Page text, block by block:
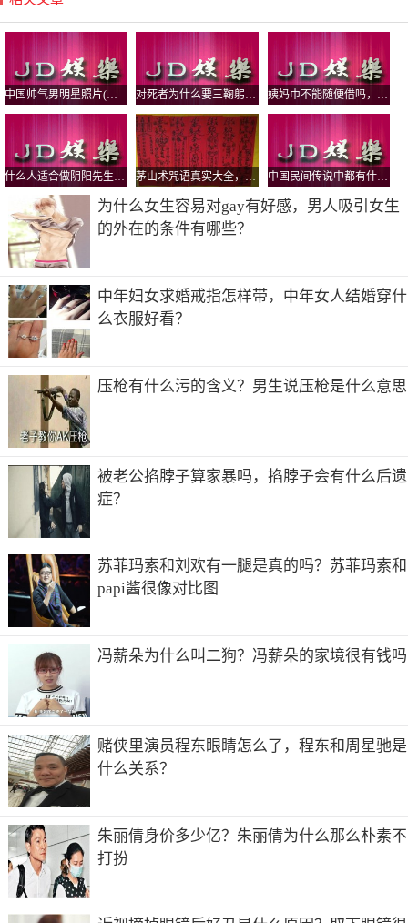
民族：汉族
出生地：上海浦东新区
出生日期：1983年2月11日
职业：演员、歌手、出品人、公司总裁
毕业院校：北京电影学院表演系（2001级）
演艺经历
2003年出演首部电视剧《红苹果乐园》。2004年凭借电影
《功夫》被观众熟知，并入围第24届香港电影金像奖、第28
届大众电影百花奖最佳新人奖；2005年主演电影《猛龙》被
中国国家博物馆永久收藏。2007年主演的电视剧《天仙配》
获得中央电视台电视剧频道的年度收视冠军。
2008年发行首张个人专辑《黄圣依同名专辑》，正式进入乐
坛。2008年、2009年连续两年登上央视春晚演唱歌曲。2009
年出演好莱坞科幻片《巫山历险记》，并首次开起万人演唱
会；同年在由腾讯网主办的“80后新生代娱乐大明星活动”中
与杨幂、刘亦菲、王珞丹被评为内地新“四小花旦”。
巨力影视传媒有限公司执行总裁，巨力圣依影视传媒有限公
司总裁；同年9月，主演的电影《白蛇传说》在国内外上
映，获得了全球票房榜周冠军。2012年主演文艺片《女人如
2013年以公司“巨力圣依”的名义投资出品、主演电视剧《第
22条婚规》；2015年凭借电影《冰封：重生之门》获得第15
届华鼎奖最佳电影女主角奖，并搭档布鲁斯威利斯主演中美
个人生活
2015年6月13日，黄圣依亮相上海国际电影节。向来不愿将
子领证结婚。14日晚，黄圣依通过媒体向观众朋友们道歉：
“无论是什么原因，我向大家隐瞒了这么长时间我的个人问
题，我感到很抱歉……”
定星座本质的倔强，来自天王星本性的乖张任性，以及来自
土星的自我价值观的认定及维护，一次又一次的刷新我们的
认识下限。
我解析：并不是所有的艺人都能如黄圣依一样能顺利地实现
茅山术咒语真实大全，茅山五鬼运财术揭秘 中国民间传说中都有什么鬼，怨气最大的鬼有哪些？
为什么女生容易对gay有好感，男人吸引女生
的外在的条件有哪些？
中年妇女求婚戒指怎样带，中年女人结婚穿什
么衣服好看？
压枪有什么污的含义？男生说压枪是什么意思
被老公掐脖子算家暴吗，掐脖子会有什么后遗
症？
苏菲玛索和刘欢有一腿是真的吗？苏菲玛索和
papi酱很像对比图
冯薪朵为什么叫二狗？冯薪朵的家境很有钱吗
赌侠里演员程东眼睛怎么了，程东和周星驰是
什么关系？
朱丽倩身价多少亿？朱丽倩为什么那么朴素不
打扮